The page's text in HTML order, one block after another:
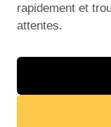
rapidement et
attentes.